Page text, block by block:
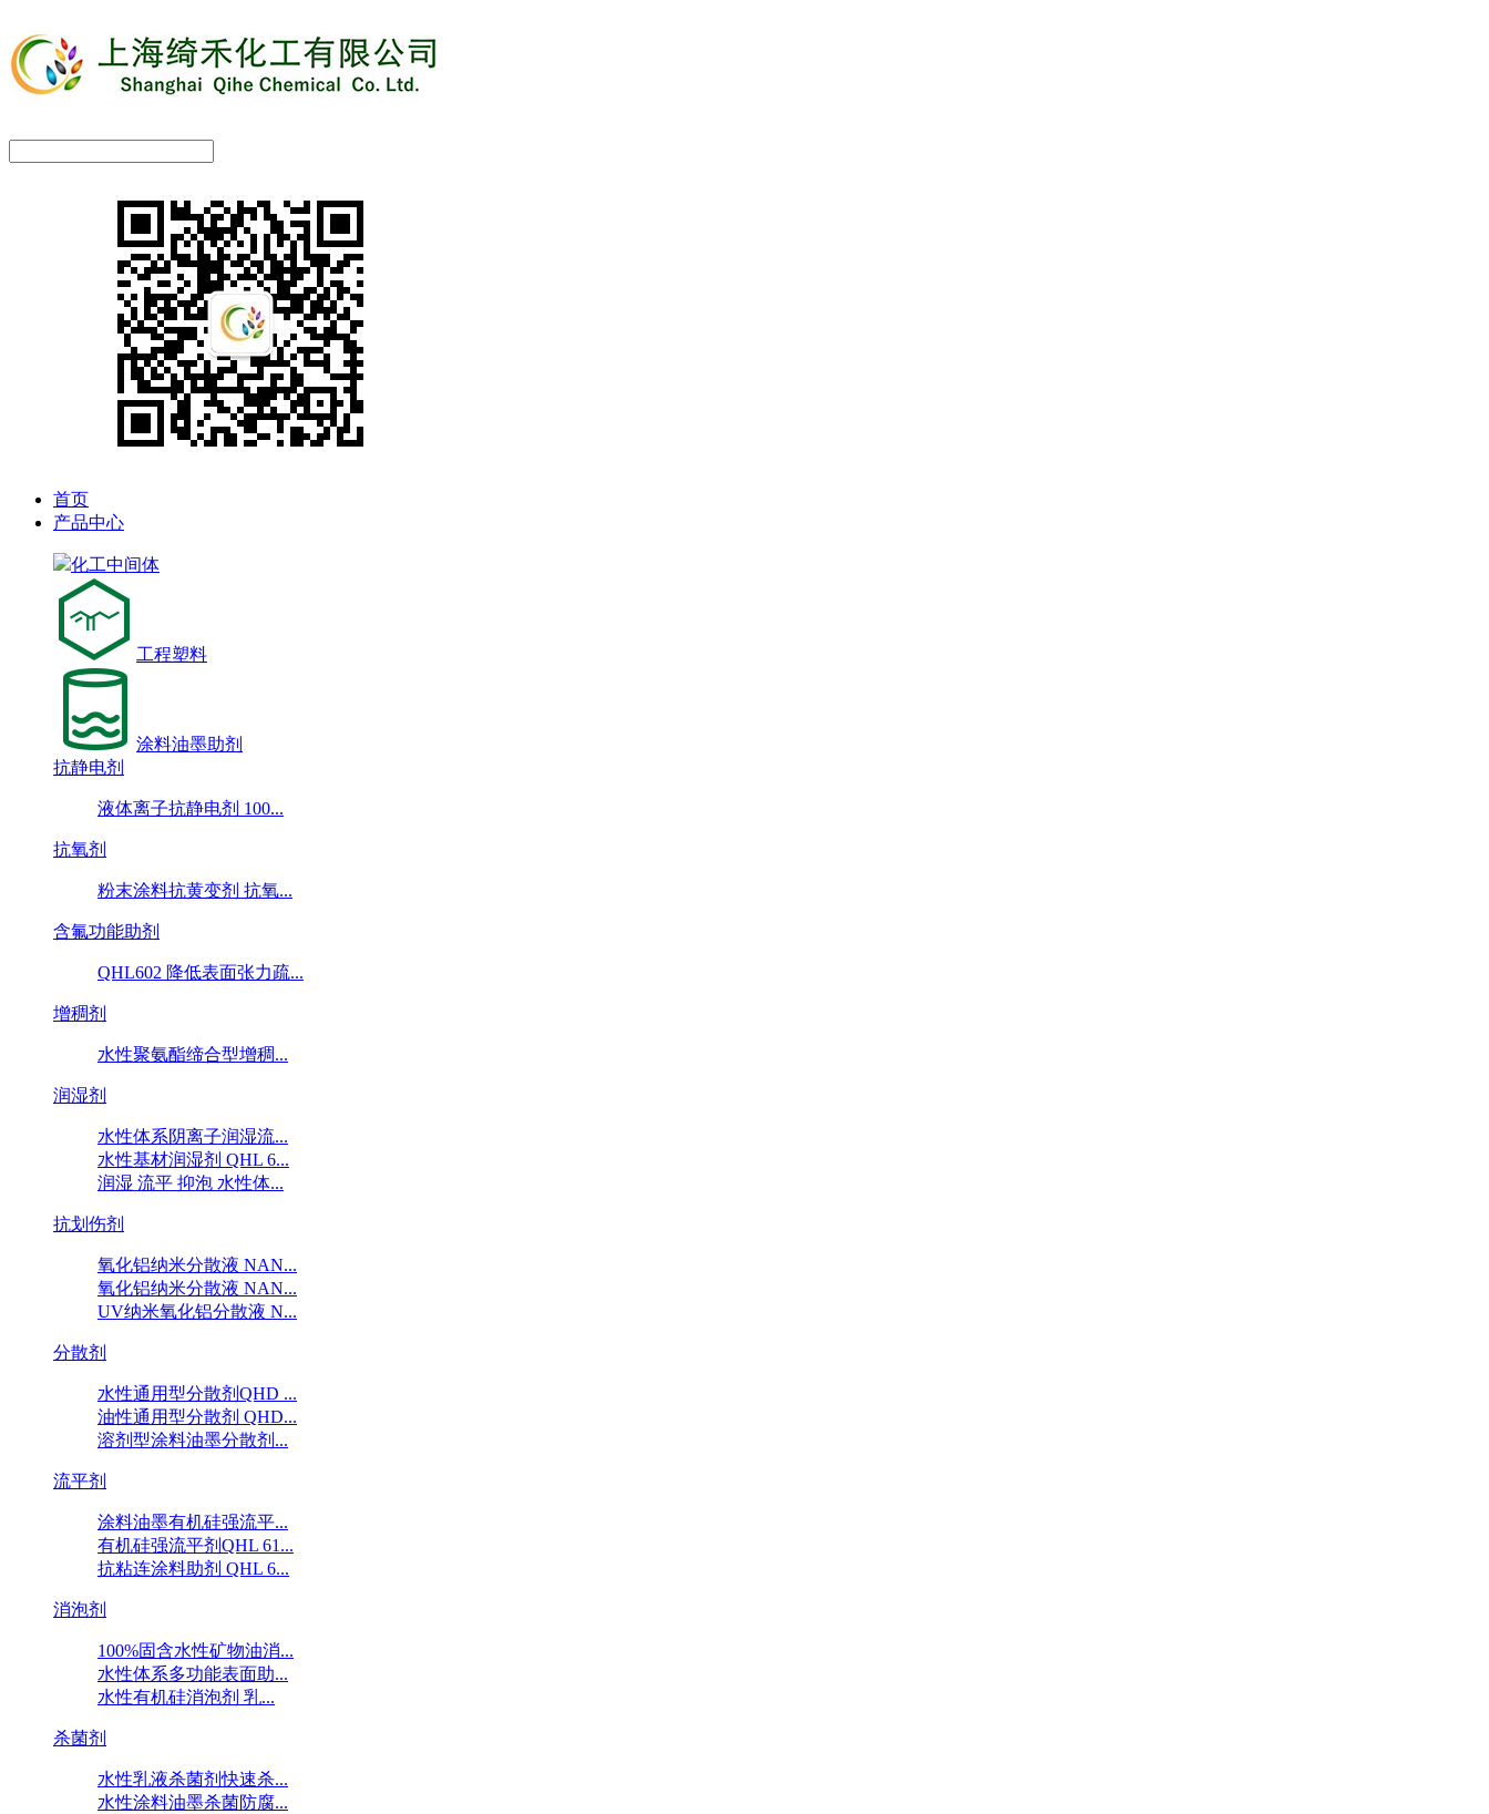
首页
产品中心
化工中间体
工程塑料
涂料油墨助剂
抗静电剂
液体离子抗静电剂 100...
抗氧剂
粉末涂料抗黄变剂 抗氧...
含氟功能助剂
QHL602 降低表面张力疏...
增稠剂
水性聚氨酯缔合型增稠...
润湿剂
水性体系阴离子润湿流...
水性基材润湿剂 QHL 6...
润湿 流平 抑泡 水性体...
抗划伤剂
氧化铝纳米分散液 NAN...
氧化铝纳米分散液 NAN...
UV纳米氧化铝分散液 N...
分散剂
水性通用型分散剂QHD ...
油性通用型分散剂 QHD...
溶剂型涂料油墨分散剂...
流平剂
涂料油墨有机硅强流平...
有机硅强流平剂QHL 61...
抗粘连涂料助剂 QHL 6...
消泡剂
100%固含水性矿物油消...
水性体系多功能表面助...
水性有机硅消泡剂 乳...
杀菌剂
水性乳液杀菌剂快速杀...
水性涂料油墨杀菌防腐...